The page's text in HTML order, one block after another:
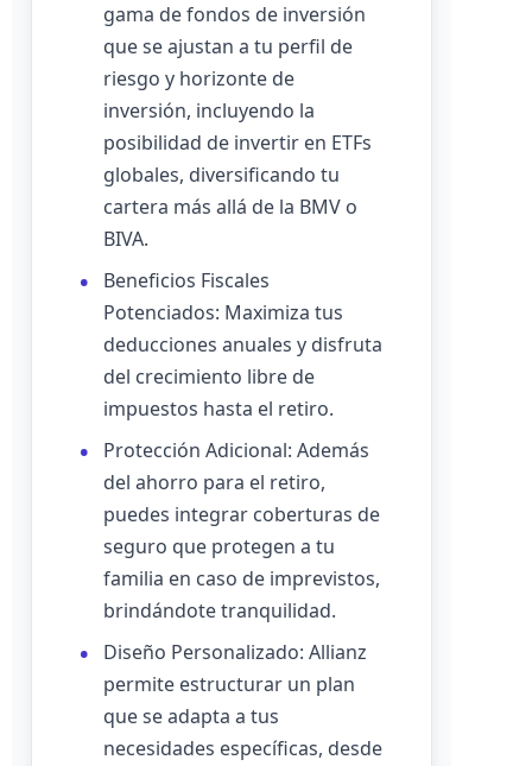
gama de fondos de inversión
que se ajustan a tu perfil de
riesgo y horizonte de
inversión, incluyendo la
posibilidad de invertir en ETFs
globales, diversificando tu
cartera más allá de la BMV o
BIVA.
Beneficios Fiscales
Potenciados: Maximiza tus
deducciones anuales y disfruta
del crecimiento libre de
impuestos hasta el retiro.
Protección Adicional: Además
del ahorro para el retiro,
puedes integrar coberturas de
seguro que protegen a tu
familia en caso de imprevistos,
brindándote tranquilidad.
Diseño Personalizado: Allianz
permite estructurar un plan
que se adapta a tus
necesidades específicas, desde